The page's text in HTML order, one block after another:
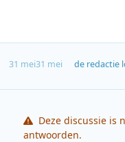
31 mei31 mei de redactie
Deze discussie is
antwoorden.